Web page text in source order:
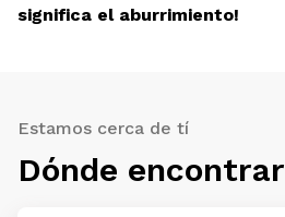
significa el aburrimiento!
Estamos cerca de tí
Dónde